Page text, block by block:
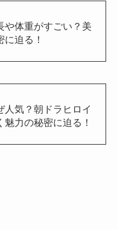
や体重がすごい？美
に迫る！
人気？朝ドラヒロイ
魅力の秘密に迫る！